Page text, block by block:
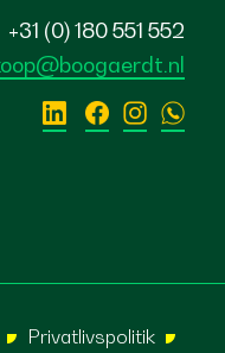
+31 (0) 180 551 552
Privatlivspolitik